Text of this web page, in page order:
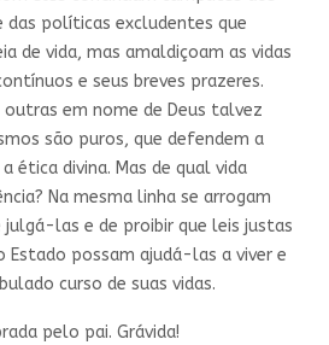
das políticas excludentes que
de vida, mas amaldiçoam as vidas
e seus breves prazeres.
outras em nome de Deus talvez
são puros, que defendem a
ética divina. Mas de qual vida
Na mesma linha se arrogam
las e de proibir que leis justas
Estado possam ajudá-las a viver e
curso de suas vidas.
pelo pai. Grávida!